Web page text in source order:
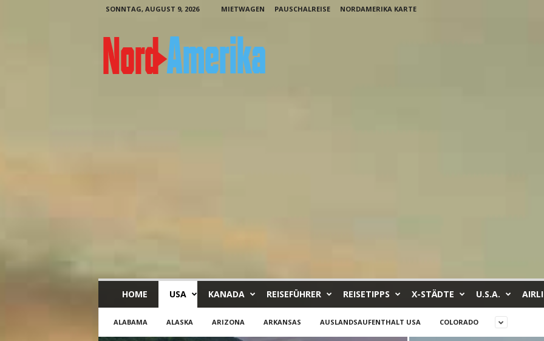
SONNTAG, AUGUST 9, 2026 MIETWAGEN PAUSCHALREISE NORDAMERIKA KARTE
HOME USA KANADA REISEFÜHRER REISETIPPS X-STÄDTE U.S.A.
ALABAMA ALASKA ARIZONA ARKANSAS AUSLANDSAUFENTHALT USA COLORADO